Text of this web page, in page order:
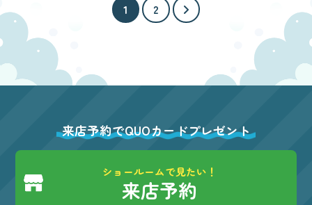
1 2
来店予約でQUOカードプレゼント
ショールームで見たい！
来店予約